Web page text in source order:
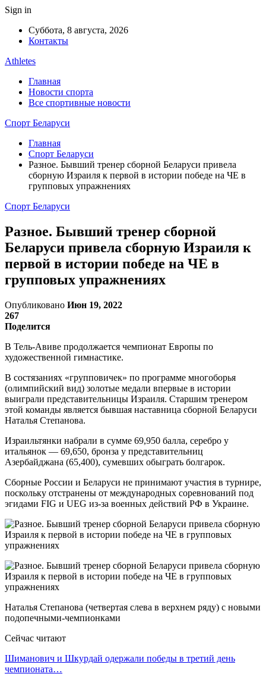
Sign in
Суббота, 8 августа, 2026
Контакты
Athletes
Главная
Новости спорта
Все спортивные новости
Спорт Беларуси
Главная
Спорт Беларуси
Разное. Бывший тренер сборной Беларуси привела
сборную Израиля к первой в истории победе на ЧЕ в
групповых упражнениях
Спорт Беларуси
Разное. Бывший тренер сборной
Беларуси привела сборную Израиля к
первой в истории победе на ЧЕ в
групповых упражнениях
Опубликовано Июн 19, 2022
267
Поделится
В Тель-Авиве продолжается чемпионат Европы по
художественной гимнастике.
В состязаниях «групповичек» по программе многоборья
(олимпийский вид) золотые медали впервые в истории
выиграли представительницы Израиля. Старшим тренером
этой команды является бывшая наставница сборной Беларуси
Наталья Степанова.
Израильтянки набрали в сумме 69,950 балла, серебро у
итальянок — 69,650, бронза у представительниц
Азербайджана (65,400), сумевших обыграть болгарок.
Сборные России и Беларуси не принимают участия в турнире,
поскольку отстранены от международных соревнований под
эгидами FIG и UEG из-за военных действий РФ в Украине.
Наталья Степанова (четвертая слева в верхнем ряду) с новыми
подопечными-чемпионками
Сейчас читают
Шиманович и Шкурдай одержали победы в третий день
чемпионата…